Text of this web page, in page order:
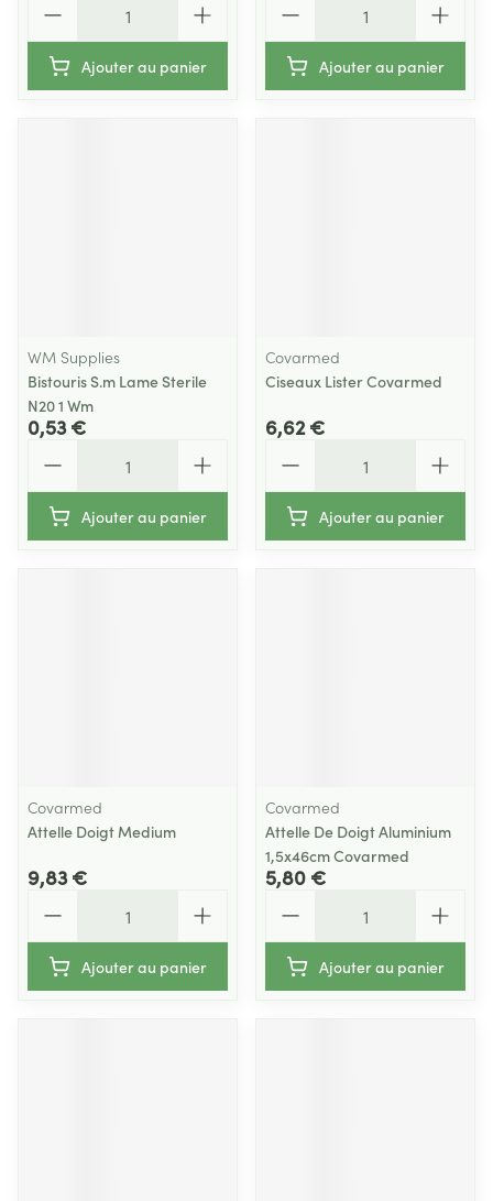
Ajouter au panier Ajouter au panier
WM Supplies
Bistouris S.m Lame Sterile
N20 1 Wm
0,53 €
Ajouter au panier
Covarmed
Ciseaux Lister Covarmed
6,62 €
Ajouter au panier
Covarmed
Attelle Doigt Medium
9,83 €
Ajouter au panier
Covarmed
Attelle De Doigt Aluminium
1,5x46cm Covarmed
5,80 €
Ajouter au panier